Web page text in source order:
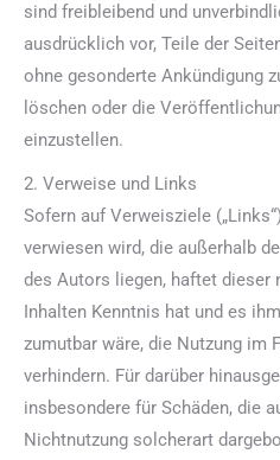
sind freibleibend und
ausdrücklich vor, Teile der
ohne gesonderte Ankündigung
löschen oder die
einzustellen.
2. Verweise und Links
Sofern auf Verweisziele
verwiesen wird, die außerhalb
des Autors liegen, haftet dieser
Inhalten Kenntnis hat und es
zumutbar wäre, die Nutzung im
verhindern. Für darüber
insbesondere für Schäden, die
Nichtnutzung solcherart